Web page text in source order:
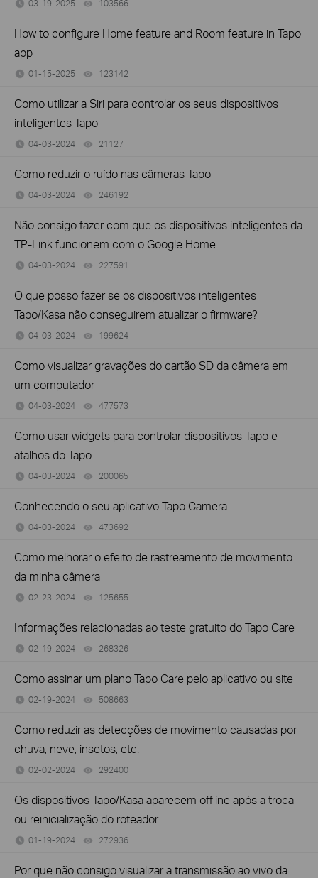
03-19-2025 103566
How to configure Home feature and Room feature in Tapo
app
01-15-2025 123142
Como utilizar a Siri para controlar os seus dispositivos
inteligentes Tapo
04-03-2024 21127
Como reduzir o ruído nas câmeras Tapo
04-03-2024 246192
Não consigo fazer com que os dispositivos inteligentes da
TP-Link funcionem com o Google Home.
04-03-2024 227591
O que posso fazer se os dispositivos inteligentes
Tapo/Kasa não conseguirem atualizar o firmware?
04-03-2024 199624
Como visualizar gravações do cartão SD da câmera em
um computador
04-03-2024 477573
Como usar widgets para controlar dispositivos Tapo e
atalhos do Tapo
04-03-2024 200065
Conhecendo o seu aplicativo Tapo Camera
04-03-2024 473692
Como melhorar o efeito de rastreamento de movimento
da minha câmera
02-23-2024 125655
Informações relacionadas ao teste gratuito do Tapo Care
02-19-2024 268326
Como assinar um plano Tapo Care pelo aplicativo ou site
02-19-2024 508663
Como reduzir as detecções de movimento causadas por
chuva, neve, insetos, etc.
02-02-2024 292400
Os dispositivos Tapo/Kasa aparecem offline após a troca
ou reinicialização do roteador.
01-19-2024 272936
Por que não consigo visualizar a transmissão ao vivo da